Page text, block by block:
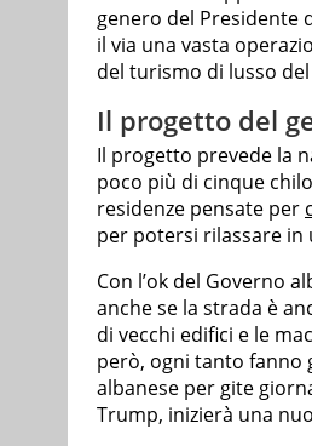
genero del Presidente
il via una vasta
del turismo di lusso del
Il progetto del
Il progetto prevede la
poco più di cinque
residenze pensate per
per potersi rilassare in
Con l’ok del Governo
anche se la strada è
di vecchi edifici e le
però, ogni tanto fanno
albanese per gite
Trump, inizierà una